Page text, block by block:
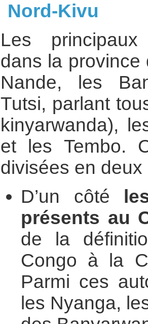
Nord-Kivu
Les
dans la province
Nande, les
Tutsi, parlant
kinyarwanda),
et les Tembo.
divisées en
D’un côté
présents au
de la
Congo à la
Parmi ces
les Nyanga,